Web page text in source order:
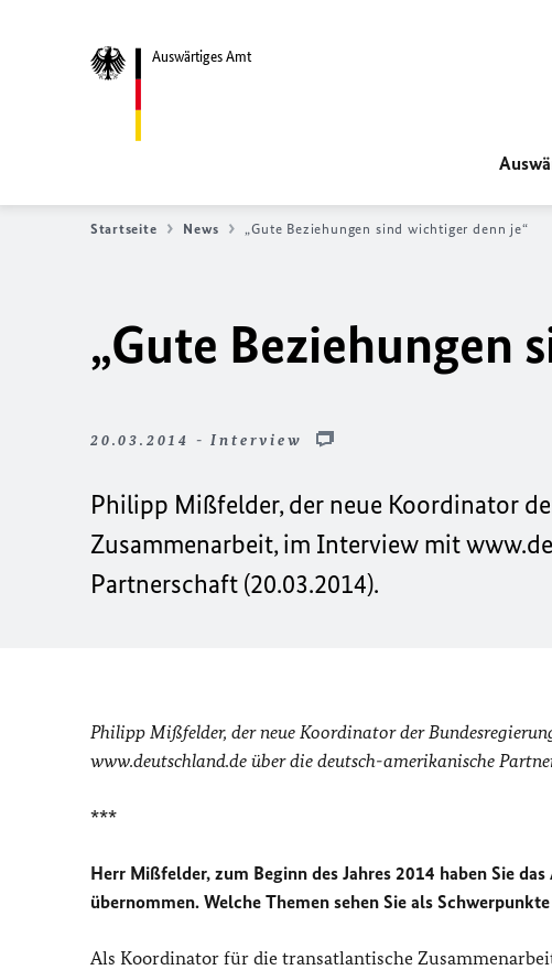
Auswärtiges Amt
Startseite News „Gute Beziehungen sind wichtiger denn je“
„Gute Beziehungen
20.03.2014 - Interview
Philipp Mißfelder, der neue Koordinator
Zusammenarbeit, im Interview mit
Partnerschaft (20.03.2014).
Philipp Mißfelder, der neue Koordinator der
www.deutschland.de über die deutsch-amerikanische
***
Herr Mißfelder, zum Beginn des Jahres 2014 haben Sie
übernommen. Welche Themen sehen Sie als
Als Koordinator für die transatlantische